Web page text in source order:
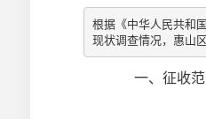
根据《中华人民共和
现状调查情况，惠山
一、征收范